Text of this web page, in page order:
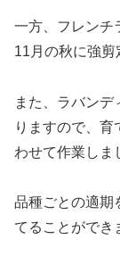
一方、フレンチ
11月の秋に強剪
また、ラバン
りますので、
わせて作業しま
品種ごとの適期
てることができ